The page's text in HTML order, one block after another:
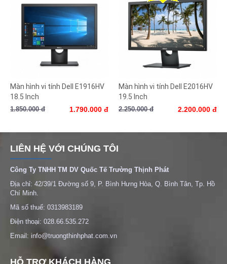
Màn hình vi tính Dell E1916HV
18.5 Inch
1.850.000 đ 1.790.000 đ
Màn hình vi tính Dell E2016HV
19.5 Inch
2.250.000 đ 2.200.000 đ
LIÊN HỆ VỚI CHÚNG TÔI
Công Ty TNHH TM DV Quốc Tế Trường Thịnh Phát
Địa chỉ: 42/39/1 Đường số 9, P. Bình Hưng Hòa, Q. Bình Tân, Tp. Hồ
Chí Minh.
Mã số thuế: 0313983189
Điện thoại: 028.66.535.272
Email: info@truongthinhphat.com.vn
HỖ TRỢ KHÁCH HÀNG